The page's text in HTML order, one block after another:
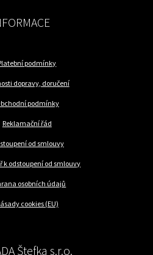
podmínky
dopravy, doručení
podmínky
Reklamační řád
od smlouvy
k odstoupení od smlouvy
osobních údajů
cookies (EU)
Štefka s.r.o.